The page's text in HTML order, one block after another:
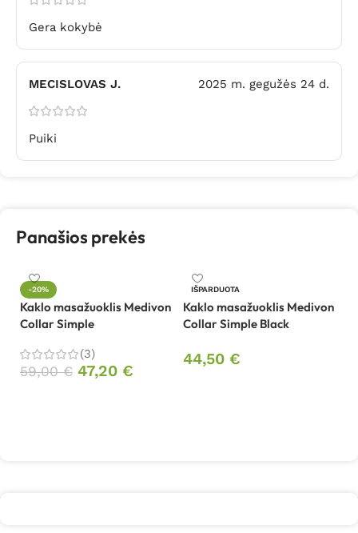
Gera kokybė
MECISLOVAS J. 2025 m. gegužės 24 d.
Puiki
Panašios prekės
-20%
Kaklo masažuoklis Medivon
Collar Simple
(3)
59,00€ 47,20 €
IŠPARDUOTA
Kaklo masažuoklis Medivon
Collar Simple Black
44,50 €